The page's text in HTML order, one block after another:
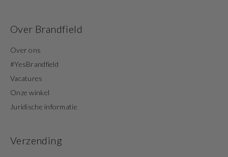
Over Brandfield
Over ons
#YesBrandfield
Vacatures
Onze winkel
Juridische informatie
Verzending